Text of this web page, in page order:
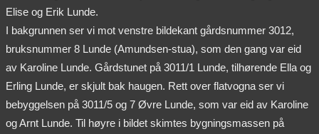
Elise og Erik Lunde.
I bakgrunnen ser vi mot venstre bildekant gårdsnummer 3012,
bruksnummer 8 Lunde (Amundsen-stua), som den gang var eid
av Karoline Lunde. Gårdstunet på 3011/1 Lunde, tilhørende Ella og
Erling Lunde, er skjult bak haugen. Rett over flatvogna ser vi
bebyggelsen på 3011/5 og 7 Øvre Lunde, som var eid av Karoline
og Arnt Lunde. Til høyre i bildet skimtes bygningsmassen på